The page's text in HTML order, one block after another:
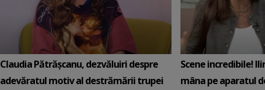
Claudia Pătrășcanu, dezvăluiri despre
adevăratul motiv al destrămării trupei
Scene incredibile!
mâna pe aparatul